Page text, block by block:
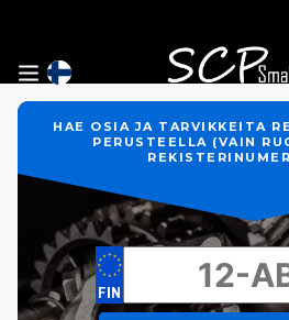
HAE OSIA JA TARVIKKEITA
PERUSTEELLA (VAIN